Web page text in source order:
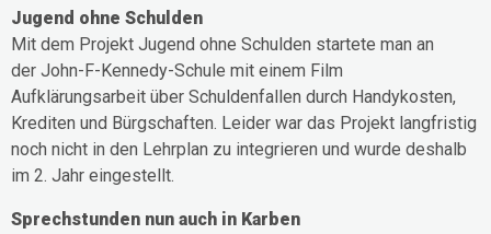
Jugend ohne Schulden
Mit dem Projekt Jugend ohne Schulden startete man an
der John-F-Kennedy-Schule mit einem Film
Aufklärungsarbeit über Schuldenfallen durch Handykosten,
Krediten und Bürgschaften. Leider war das Projekt langfristig
noch nicht in den Lehrplan zu integrieren und wurde deshalb
im 2. Jahr eingestellt.
Sprechstunden nun auch in Karben